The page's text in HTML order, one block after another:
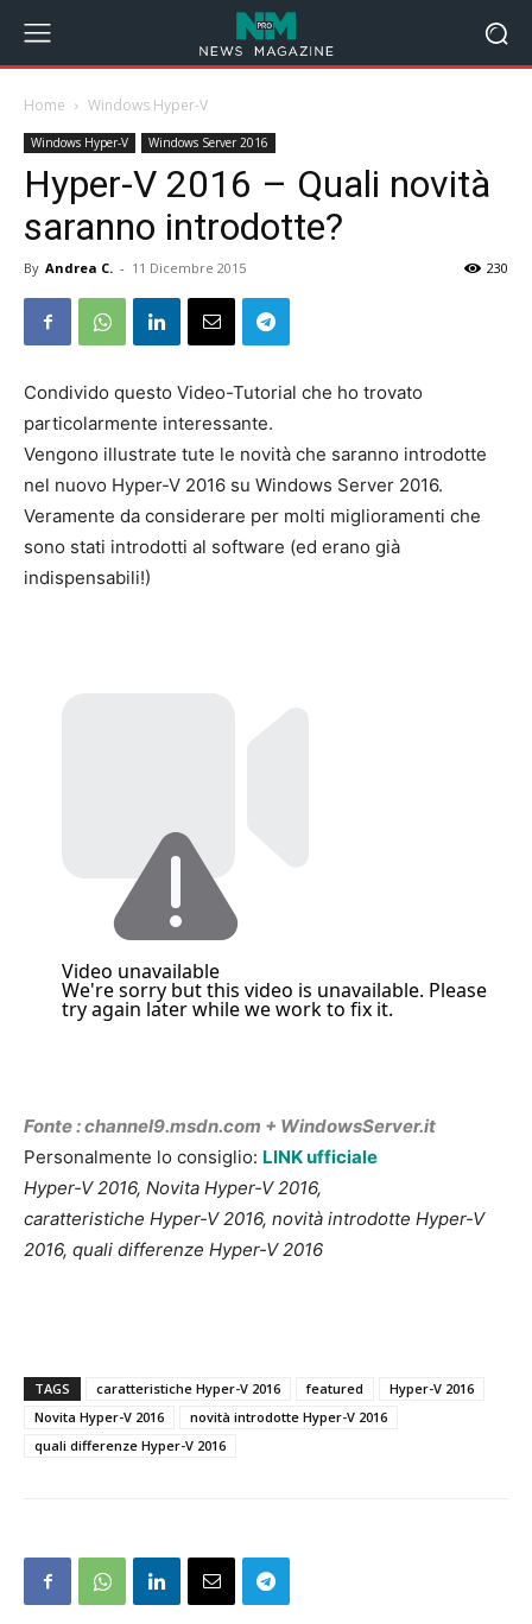
Home Windows Hyper-V
Windows Hyper-V Windows Server 2016
Hyper-V 2016 – Quali novità
saranno introdotte?
By Andrea C. - 11 Dicembre 2015 230
Condivido questo Video-Tutorial che ho trovato
particolarmente interessante.
Vengono illustrate tute le novità che saranno introdotte
nel nuovo Hyper-V 2016 su Windows Server 2016.
Veramente da considerare per molti miglioramenti che
sono stati introdotti al software (ed erano già
indispensabili!)
Fonte : channel9.msdn.com + WindowsServer.it
Personalmente lo consiglio: LINK ufficiale
Hyper-V 2016, Novita Hyper-V 2016,
caratteristiche Hyper-V 2016, novità introdotte Hyper-V
2016, quali differenze Hyper-V 2016
TAGS caratteristiche Hyper-V 2016 featured
Hyper-V 2016
Novita Hyper-V 2016
novità introdotte Hyper-V 2016
quali differenze Hyper-V 2016